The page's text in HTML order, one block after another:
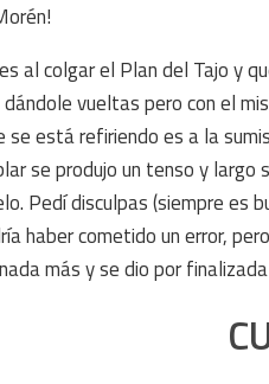
al colgar el Plan del Tajo y
vueltas pero con el
se está refiriendo es a la
se produjo un tenso y largo
Pedí disculpas (siempre es
haber cometido un error,
más y se dio por